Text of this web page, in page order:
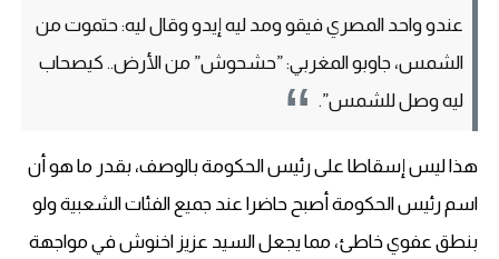
عندو واحد المصري فيقو ومد ليه إيدو وقال ليه: حتموت من
الشمس، جاوبو المغربي: ”حشحوش” من الأرض.. كيصحاب
ليه وصل للشمس”.
هذا ليس إسقاطا على رئيس الحكومة بالوصف، بقدر ما هو أن
اسم رئيس الحكومة أصبح حاضرا عند جميع الفئات الشعبية ولو
بنطق عفوي خاطئ، مما يجعل السيد عزيز اخنوش في مواجهة